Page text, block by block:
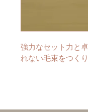
強力なセット力と
れない毛束をつく